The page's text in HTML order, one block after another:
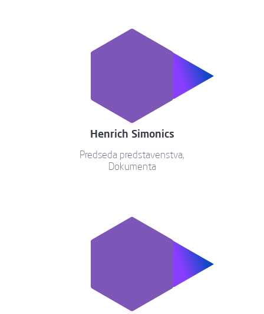
Henrich Simonics
Predseda predstavenstva,
Dokumenta